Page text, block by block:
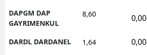
DAPGM DAP
GAYRIMENKUL
8,60 0,00
DARDL DARDANEL 1,64 0,00